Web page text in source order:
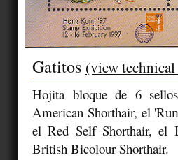
Gatitos (view technical
Hojita bloque de 6
American Shorthair, el
el Red Self Shorthair, el
British Bicolour Shorthair.